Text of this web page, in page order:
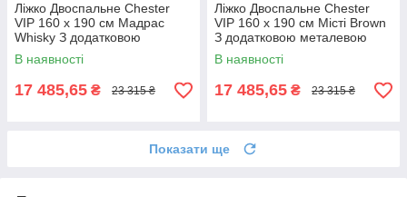
Ліжко Двоспальне Chester
VIP 160 х 190 см Мадрас
Whisky З додатковою
металевою цільнозварною
рамою Коричневий
В наявності
17 485,65 ₴ 23 315 ₴
Ліжко Двоспальне Chester
VIP 160 х 190 см Місті Brown
З додатковою металевою
цільнозварною рамою
Коричневий
В наявності
17 485,65 ₴ 23 315 ₴
Показати ще